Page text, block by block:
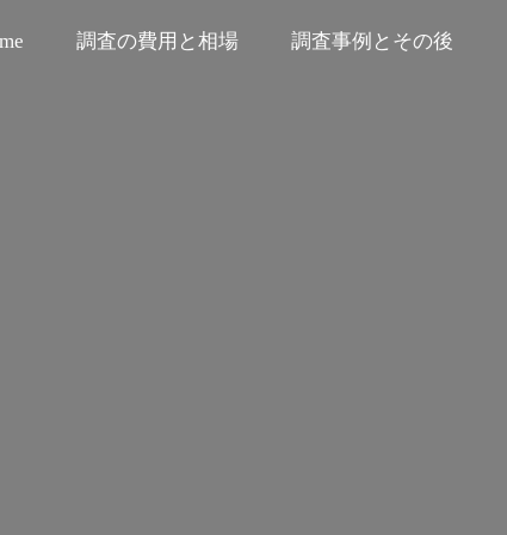
調査の費用と相場 調査事例とその後